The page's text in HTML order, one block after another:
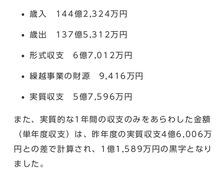
歳入 144億2,324万円
歳出 137億5,312万円
形式収支 6億7,012万円
繰越事業の財源 9,416万円
実質収支 5億7,596万円
また、実質的な1年間の収支のみをあらわした金額
（単年度収支）は、昨年度の実質収支4億6,006万
円との差で計算され、1億1,589万円の黒字となり
ました。